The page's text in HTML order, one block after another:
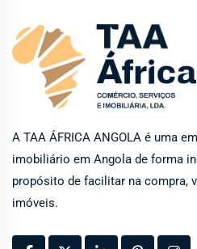
A TAA ÁFRICA ANGOLA é uma
imobiliário em Angola de forma
propósito de facilitar na compra,
imóveis.